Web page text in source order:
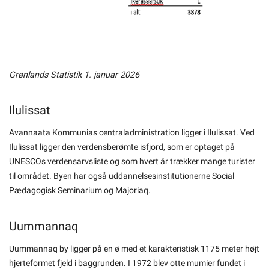
Grønlands Statistik 1. januar 2026
Ilulissat
Avannaata Kommunias centraladministration ligger i Ilulissat. Ved
Ilulissat ligger den verdensberømte isfjord, som er optaget på
UNESCOs verdensarvsliste og som hvert år trækker mange turister
til området. Byen har også uddannelsesinstitutionerne Social
Pædagogisk Seminarium og Majoriaq.
Uummannaq
Uummannaq by ligger på en ø med et karakteristisk 1175 meter højt
hjerteformet fjeld i baggrunden. I 1972 blev otte mumier fundet i